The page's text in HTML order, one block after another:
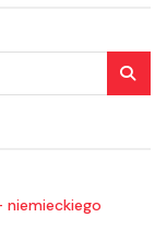
niemieckiego